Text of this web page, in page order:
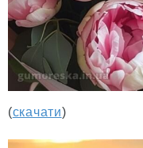
(скачати)